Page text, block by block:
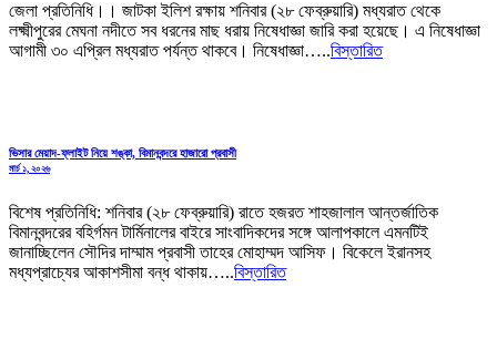
জেলা প্রতিনিধি।। জাটকা ইলিশ রক্ষায় শনিবার (২৮ ফেব্রুয়ারি) মধ্যরাত থেকে
লক্ষ্মীপুরের মেঘনা নদীতে সব ধরনের মাছ ধরায় নিষেধাজ্ঞা জারি করা হয়েছে। এ নিষেধাজ্ঞা
আগামী ৩০ এপ্রিল মধ্যরাত পর্যন্ত থাকবে। নিষেধাজ্ঞা…..বিস্তারিত
ভিসার মেয়াদ-ফ্লাইট নিয়ে শঙ্কা, বিমানবন্দরে হাজারো প্রবাসী
মার্চ ১, ২০২৬
বিশেষ প্রতিনিধি: শনিবার (২৮ ফেব্রুয়ারি) রাতে হজরত শাহজালাল আন্তর্জাতিক
বিমানবন্দরের বহির্গমন টার্মিনালের বাইরে সাংবাদিকদের সঙ্গে আলাপকালে এমনটিই
জানাচ্ছিলেন সৌদির দাম্মাম প্রবাসী তাহের মোহাম্মদ আসিফ। বিকেলে ইরানসহ
মধ্যপ্রাচ্যের আকাশসীমা বন্ধ থাকায়…..বিস্তারিত